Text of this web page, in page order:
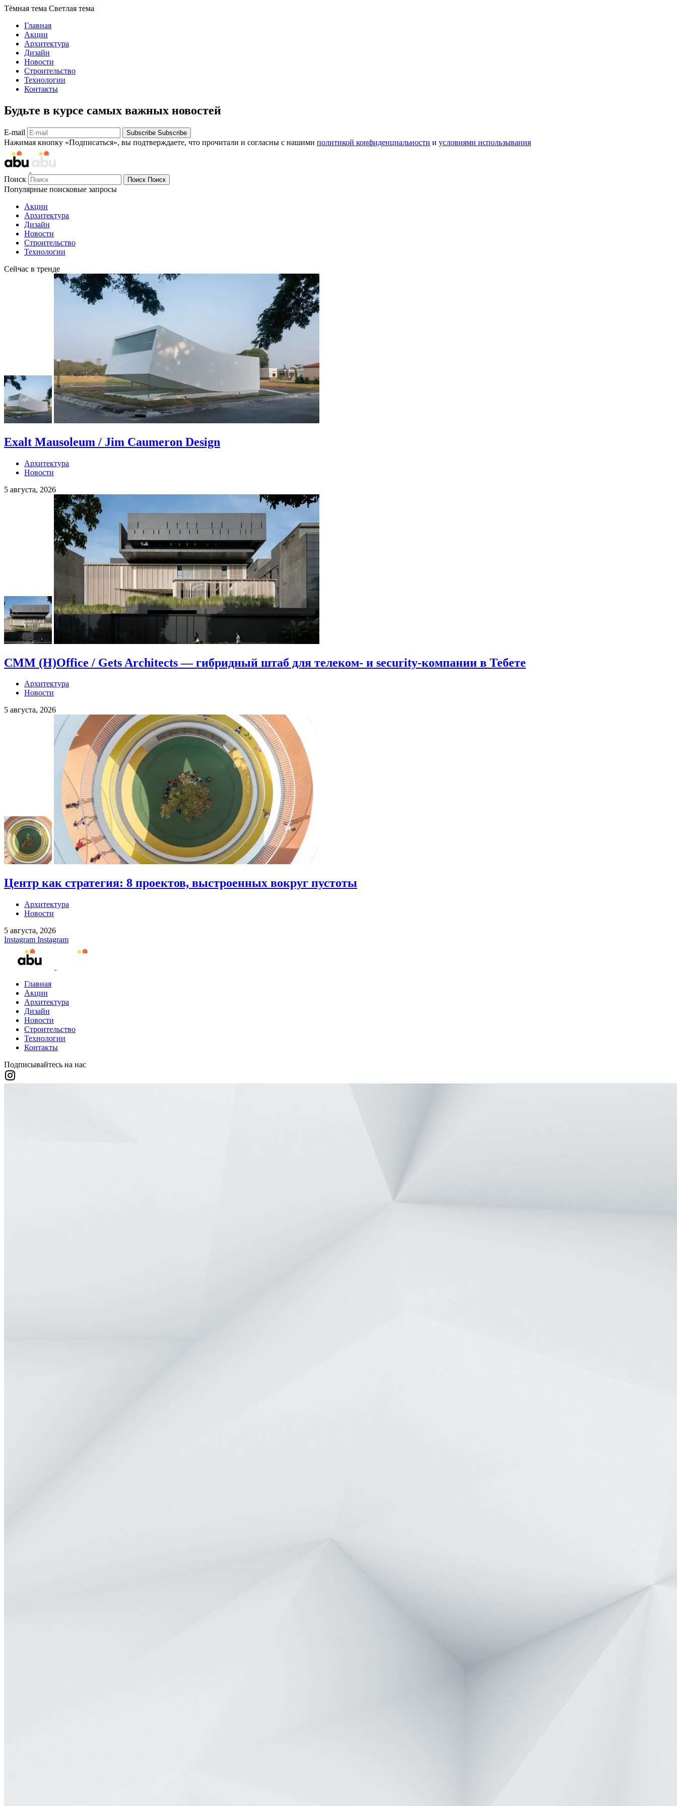
Тёмная тема Светлая тема
Главная
Акции
Архитектура
Дизайн
Новости
Строительство
Технологии
Контакты
Будьте в курсе самых важных новостей
E-mail Subscribe Subscribe
Нажимая кнопку «Подписаться», вы подтверждаете, что прочитали и согласны с нашими политикой конфиденциальности и условиями использывания
Поиск Поиск Поиск
Популярные поисковые запросы
Акции
Архитектура
Дизайн
Новости
Строительство
Технологии
Сейчас в тренде
Exalt Mausoleum / Jim Caumeron Design
Архитектура
Новости
5 августа, 2026
CMM (H)Office / Gets Architects — гибридный штаб для телеком- и security-компании в Тебете
Архитектура
Новости
5 августа, 2026
Центр как стратегия: 8 проектов, выстроенных вокруг пустоты
Архитектура
Новости
5 августа, 2026
Instagram Instagram
Главная
Акции
Архитектура
Дизайн
Новости
Строительство
Технологии
Контакты
Подписывайтесь на нас